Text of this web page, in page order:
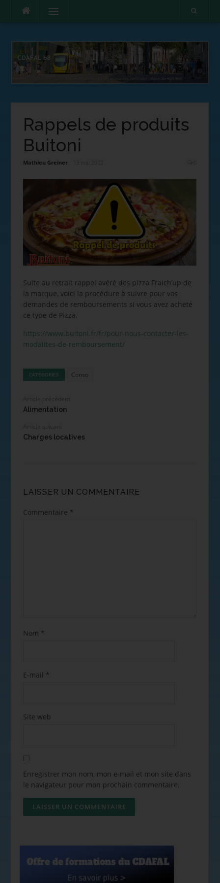
Menu
Rappels de produits
Buitoni
Mathieu Greiner
Suite au retrait rappel avéré des pizza Fraich’up de
la marque, voici la procédure à suivre pour vos
demandes de remboursements si vous avez acheté
ce type de Pizza.
https://www.buitoni.fr/fr/pour-nous-contacter-les-
modalites-de-remboursement/
CATÉGORIES Conso
Alimentation
Charges locatives
LAISSER UN COMMENTAIRE
Commentaire *
Nom *
E-mail *
Site web
Enregistrer mon nom, mon e-mail et mon site dans
le navigateur pour mon prochain commentaire.